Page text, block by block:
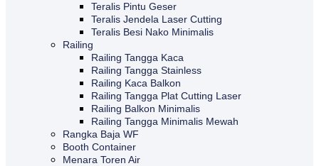
Teralis Pintu Geser
Teralis Jendela Laser Cutting
Teralis Besi Nako Minimalis
Railing
Railing Tangga Kaca
Railing Tangga Stainless
Railing Kaca Balkon
Railing Tangga Plat Cutting Laser
Railing Balkon Minimalis
Railing Tangga Minimalis Mewah
Rangka Baja WF
Booth Container
Menara Toren Air